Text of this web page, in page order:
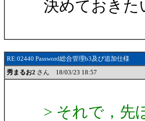
決めておきた
RE:02440 Password総合管理b3及び追加仕様
秀まるお2 さん 18/03/23 18:57
> それで，先